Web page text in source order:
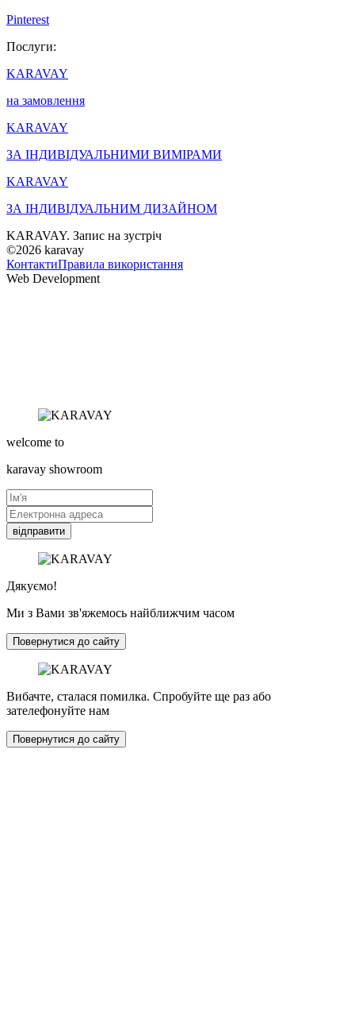
Pinterest
Послуги:
KARAVAY
на замовлення
KARAVAY
ЗА ІНДИВІДУАЛЬНИМИ ВИМІРАМИ
KARAVAY
ЗА ІНДИВІДУАЛЬНИМ ДИЗАЙНОМ
KARAVAY. Запис на зустріч
©2026 karavay
КонтактиПравила використання
Web Development
welcome to
karavay showroom
відправити
Дякуємо!
Ми з Вами зв'яжемось найближчим часом
Повернутися до сайту
Вибачте, сталася помилка. Спробуйте ще раз або
зателефонуйте нам
Повернутися до сайту